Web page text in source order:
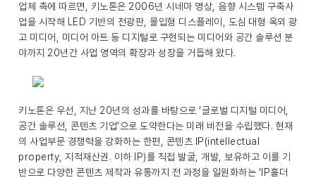
업체 측에 따르면, 키노톤은 2006년 시네마 영상, 음향 시스템 구축사
업을 시작해 LED 기반의 전광판, 몰입형 디스플레이, 도심 대형 옥외 광
고 미디어, 미디어 아트 등 디지털로 구현되는 미디어와 공간 솔루션 분
야까지 20년간 사업 영역의 확장과 성장을 거듭해 왔다.
키노톤은 우선, 지난 20년의 성과를 바탕으로 ‘글로벌 디지털 미디어,
공간 솔루션, 콘텐츠 기업’으로 도약한다는 미래 비전을 수립했다. 현재
의 사업부문 경쟁력을 강화하는 한편, 콘텐츠 IP(intellectual
property, 지적재산권. 이하 IP)를 직접 발굴, 개발, 보유하고 이를 기
반으로 다양한 콘텐츠 제작과 유통까지 전 과정을 일원화하는 ‘IP홀더